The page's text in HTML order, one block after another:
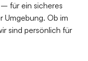
für ein sicheres
Umgebung. Ob im
sind persönlich für